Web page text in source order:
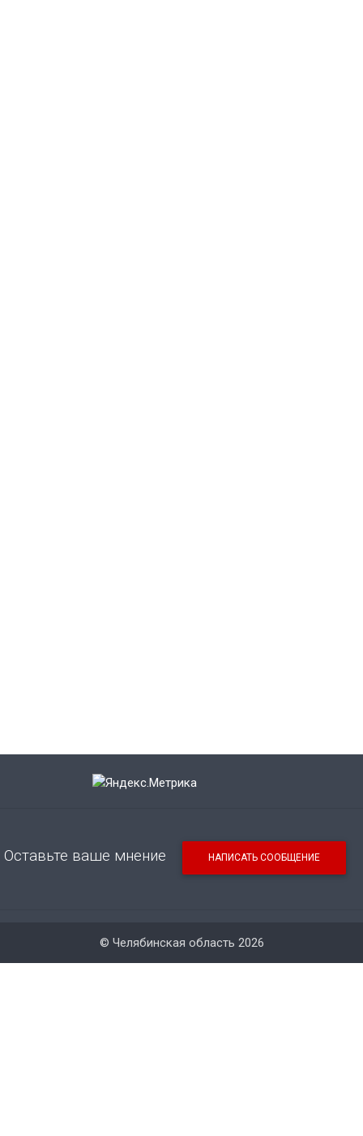
Оставьте ваше мнение НАПИСАТЬ СООБЩЕНИЕ
© Челябинская область 2026